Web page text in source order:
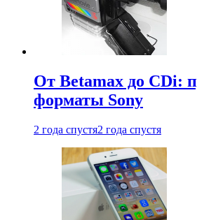
От Betamax до CDi:
форматы Sony
2 года спустя2 года спустя